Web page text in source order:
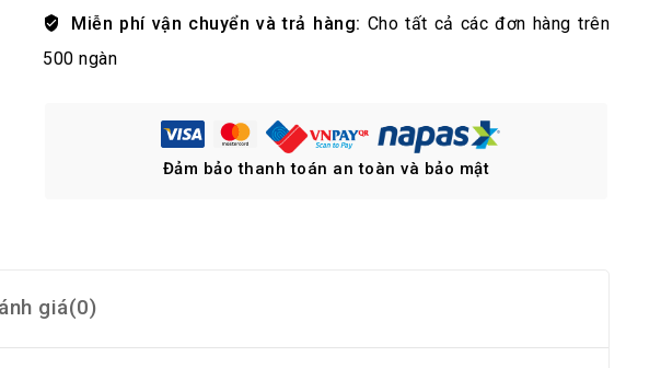
Miễn phí vận chuyển và trả hàng: Cho tất cả các đơn hàng trên
500 ngàn
Đảm bảo thanh toán an toàn và bảo mật
giá(0)